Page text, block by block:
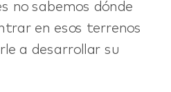
no sabemos dónde
en esos terrenos
a desarrollar su